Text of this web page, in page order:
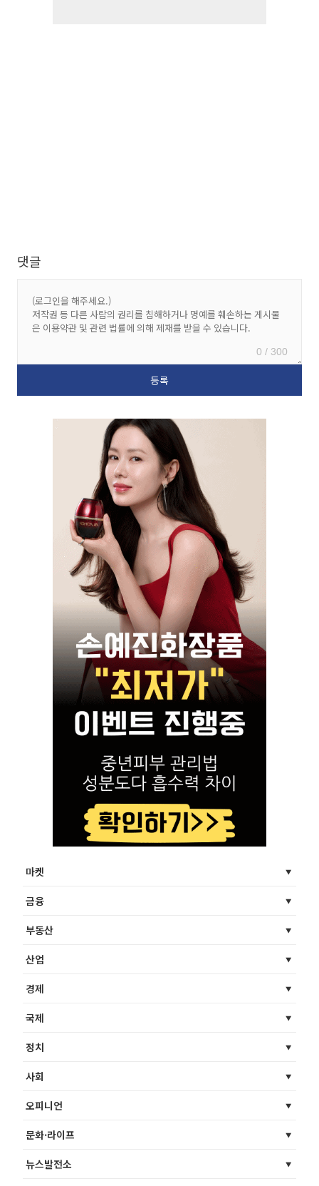
댓글
0 / 300
마켓
금융
부동산
산업
경제
국제
정치
사회
오피니언
문화·라이프
뉴스발전소